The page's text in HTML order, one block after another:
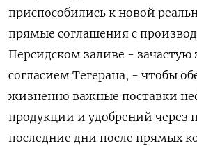
приспособились к новой
прямые соглашения с
Персидском заливе - зачастую
согласием Тегерана, - чтобы
жизненно важные поставки
продукции и удобрений через
последние дни после прямых